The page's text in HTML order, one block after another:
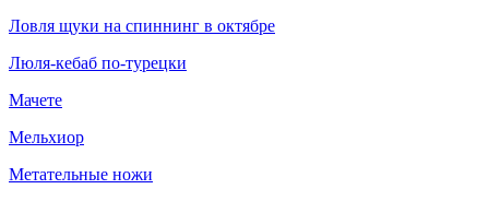
Ловля щуки на спиннинг в октябре
Люля-кебаб по-турецки
Мачете
Мельхиор
Метательные ножи